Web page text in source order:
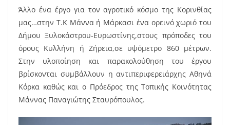
Άλλο ένα έργο για τον αγροτικό κόσμο της Κορινθίας
μας…στην Τ.Κ Μάννα ή Μάρκασι ένα ορεινό χωριό του
Δήμου Ξυλοκάστρου-Ευρωστίνης,στους πρόποδες του
όρους Κυλλήνη ή Ζήρεια,σε υψόμετρο 860 μέτρων.
Στην υλοποίηση και παρακολούθηση του έργου
βρίσκονται συμβάλλουν η αντιπεριφερειάρχης Αθηνά
Κόρκα καθώς και ο Πρόεδρος της Τοπικής Κοινότητας
Μάννας Παναγιώτης Σταυρόπουλος.